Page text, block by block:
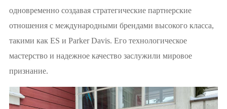
одновременно создавая стратегические партнерские
отношения с международными брендами высокого класса,
такими как ES и Parker Davis. Его технологическое
мастерство и надежное качество заслужили мировое
признание.